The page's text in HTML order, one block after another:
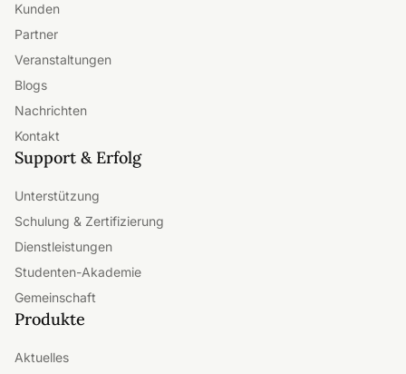
Kunden
Partner
Veranstaltungen
Blogs
Nachrichten
Kontakt
Support & Erfolg
Unterstützung
Schulung & Zertifizierung
Dienstleistungen
Studenten-Akademie
Gemeinschaft
Produkte
Aktuelles